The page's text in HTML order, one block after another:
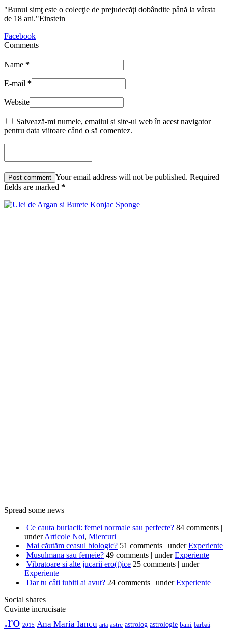
"Bunul simţ este o colecţie de prejudecăţi dobândite până la vârsta
de 18 ani."Einstein
Facebook
Comments
Name *
E-mail *
Website
Salvează-mi numele, emailul și site-ul web în acest navigator
pentru data viitoare când o să comentez.
Your email address will not be published. Required
fields are marked *
Spread some news
Ce cauta burlacii: femei normale sau perfecte? 84 comments |
underArticole Noi, Miercuri
Mai căutăm ceasul biologic? 51 comments | underExperiente
Musulmana sau femeie? 49 comments | underExperiente
Vibratoare si alte jucarii ero(t)ice 25 comments | under
Experiente
Dar tu câti iubiti ai avut? 24 comments | underExperiente
Social shares
Cuvinte incrucisate
.ro 2015 Ana Maria Iancu arta astre astrolog astrologie bani barbati